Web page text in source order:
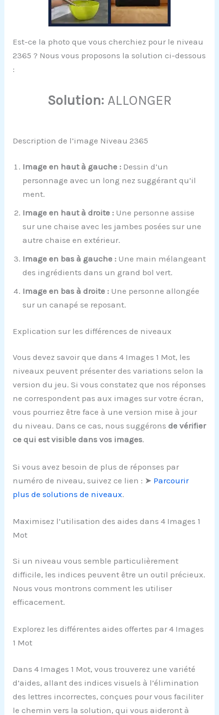
Est-ce la photo que vous cherchiez pour le niveau
2365 ? Nous vous proposons la solution ci-dessous
:
Solution: ALLONGER
Description de l’image Niveau 2365
Image en haut à gauche : Dessin d’un
personnage avec un long nez suggérant qu’il
ment.
Image en haut à droite : Une personne assise
sur une chaise avec les jambes posées sur une
autre chaise en extérieur.
Image en bas à gauche : Une main mélangeant
des ingrédients dans un grand bol vert.
Image en bas à droite : Une personne allongée
sur un canapé se reposant.
Explication sur les différences de niveaux
Vous devez savoir que dans 4 Images 1 Mot, les
niveaux peuvent présenter des variations selon la
version du jeu. Si vous constatez que nos réponses
ne correspondent pas aux images sur votre écran,
vous pourriez être face à une version mise à jour
du niveau. Dans ce cas, nous suggéronsde vérifier
ce qui est visible dans vos images.
Si vous avez besoin de plus de réponses par
numéro de niveau, suivez ce lien : ➤ Parcourir
plus de solutions de niveaux.
Maximisez l’utilisation des aides dans 4 Images 1
Mot
Si un niveau vous semble particulièrement
difficile, les indices peuvent être un outil précieux.
Nous vous montrons comment les utiliser
efficacement.
Explorez les différentes aides offertes par 4 Images
1 Mot
Dans 4 Images 1 Mot, vous trouverez une variété
d’aides, allant des indices visuels à l’élimination
des lettres incorrectes, conçues pour vous faciliter
le chemin vers la solution, qui vous aideront à